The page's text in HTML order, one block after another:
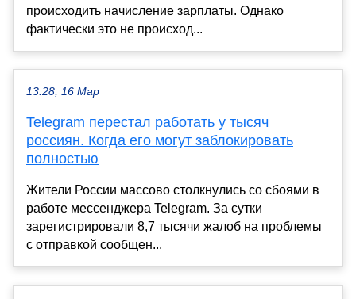
происходить начисление зарплаты. Однако
фактически это не происход...
13:28, 16 Мар
Telegram перестал работать у тысяч
россиян. Когда его могут заблокировать
полностью
Жители России массово столкнулись со сбоями в
работе мессенджера Telegram. За сутки
зарегистрировали 8,7 тысячи жалоб на проблемы
с отправкой сообщен...